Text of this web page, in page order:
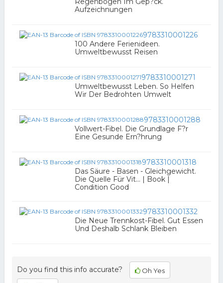
Aufzeichnungen
9783310001226
100 Andere Ferienideen.
Umweltbewusst Reisen
9783310001271
Umweltbewusst Leben. So Helfen
Wir Der Bedrohten Umwelt
9783310001288
Vollwert-Fibel. Die Grundlage F?r
Eine Gesunde Ern?hrung
9783310001318
Das Säure - Basen - Gleichgewicht.
Die Quelle Für Vit... | Book |
Condition Good
9783310001332
Die Neue Trennkost-Fibel. Gut Essen
Und Deshalb Schlank Bleiben
Do you find this info accurate? Oh Yes